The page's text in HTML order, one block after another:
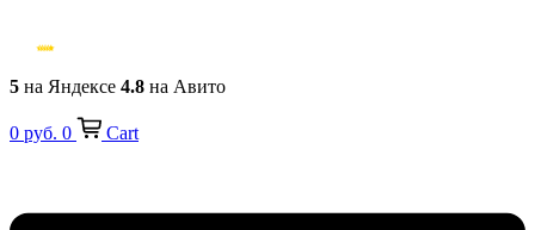
5 на Яндексе 4.8 на Авито
0 руб. 0 Cart